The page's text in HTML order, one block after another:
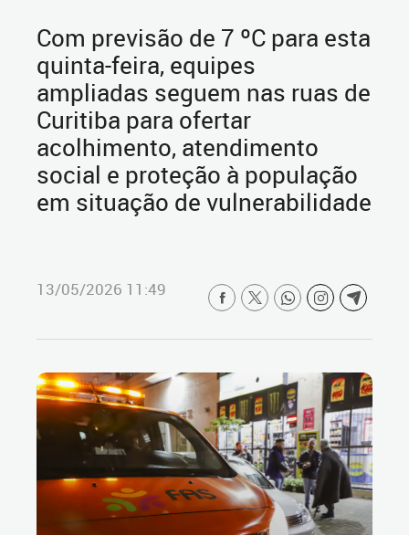
Com previsão de 7 ºC para esta
quinta-feira, equipes
ampliadas seguem nas ruas de
Curitiba para ofertar
acolhimento, atendimento
social e proteção à população
em situação de vulnerabilidade
13/05/2026 11:49